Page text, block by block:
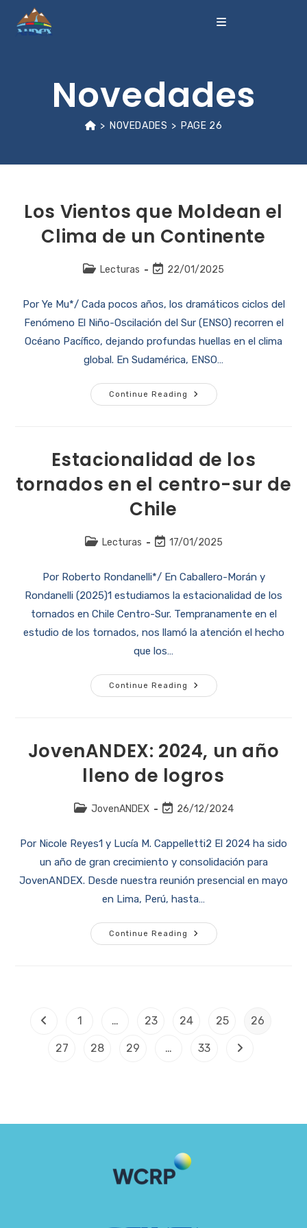
Novedades
> NOVEDADES > PAGE 26
Los Vientos que Moldean el
Clima de un Continente
Lecturas 22/01/2025
Por Ye Mu*/ Cada pocos años, los dramáticos ciclos del
Fenómeno El Niño-Oscilación del Sur (ENSO) recorren el
Océano Pacífico, dejando profundas huellas en el clima
global. En Sudamérica, ENSO…
Continue Reading
Estacionalidad de los
tornados en el centro-sur de
Chile
Lecturas 17/01/2025
Por Roberto Rondanelli*/ En Caballero-Morán y
Rondanelli (2025)1 estudiamos la estacionalidad de los
tornados en Chile Centro-Sur. Tempranamente en el
estudio de los tornados, nos llamó la atención el hecho
que los…
Continue Reading
JovenANDEX: 2024, un año
lleno de logros
JovenANDEX 26/12/2024
Por Nicole Reyes1 y Lucía M. Cappelletti2 El 2024 ha sido
un año de gran crecimiento y consolidación para
JovenANDEX. Desde nuestra reunión presencial en mayo
en Lima, Perú, hasta…
Continue Reading
1 … 23 24 25 26
27 28 29 … 33